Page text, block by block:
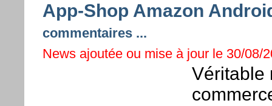
App-Shop Amazon
commentaires ...
News ajoutée ou mise à jour le 30/08/
Véritable